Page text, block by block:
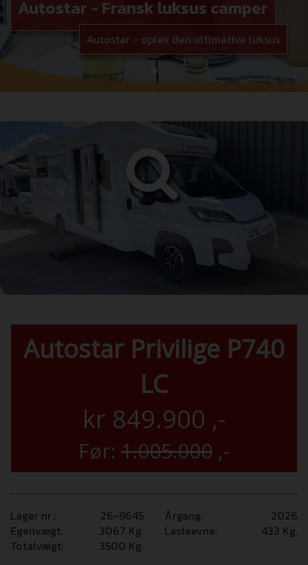
Autostar - Fransk luksus camper
Autostar - oplev den ultimative luksus
Autostar Privilige P740
LC
kr 849.900 ,-
Før: 1.005.000 ,-
Lager nr.: 26-9645 Årgang:
2026
Egenvægt:
3067 Kg. Lasteevne: 433 Kg.
Totalvægt:
3500 Kg.